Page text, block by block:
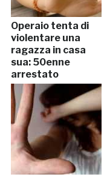
Operaio tenta di
violentare una
ragazza in casa
sua: 50enne
arrestato